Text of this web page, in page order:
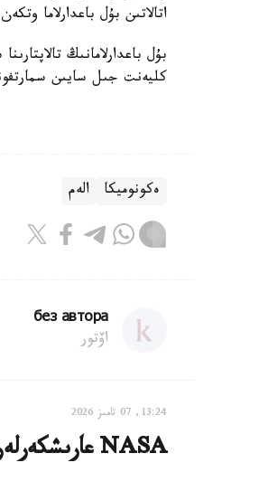
اتالاتىن بۇل باعدارلاما
كليەنت جىل سايىن
ەكونوميكا الەم
без автора
اۆتور
13:24, 07 تامىز 2026
NASA عارىشكەرلەرى عارىشقا ۇشتى